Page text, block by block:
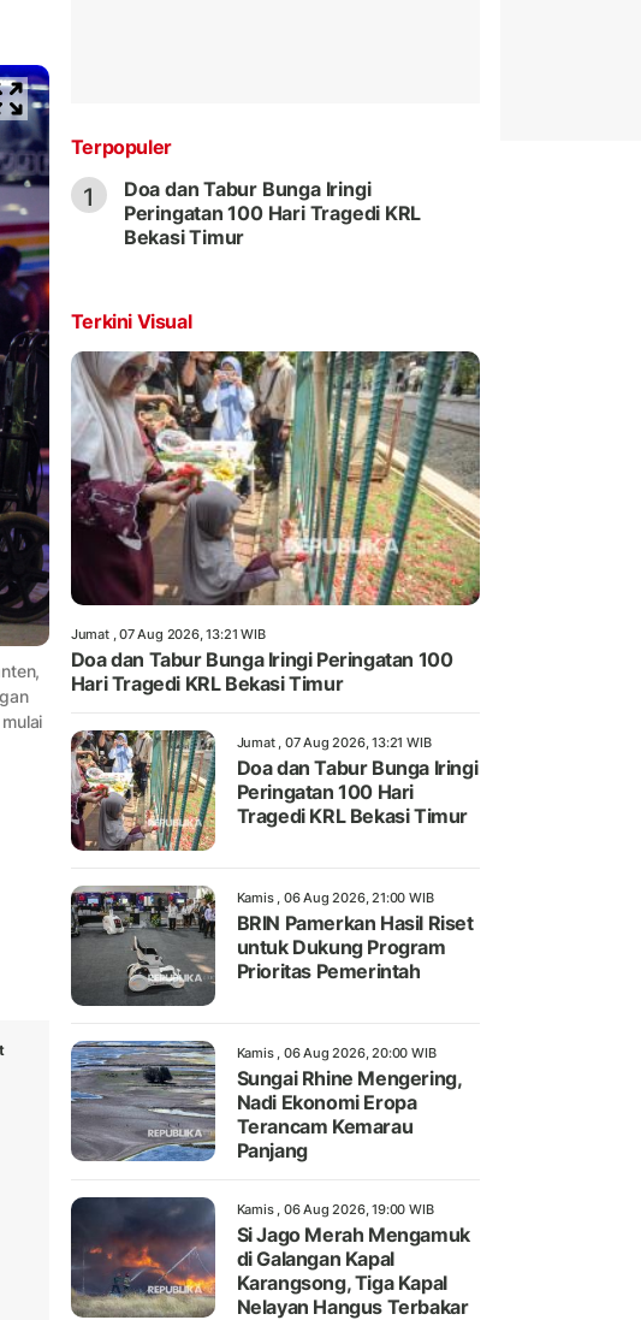
Terpopuler
1
Doa dan Tabur Bunga Iringi
Peringatan 100 Hari Tragedi KRL
Bekasi Timur
Terkini Visual
Jumat , 07 Aug 2026, 13:21 WIB
Doa dan Tabur Bunga Iringi Peringatan 100
Hari Tragedi KRL Bekasi Timur
Jumat , 07 Aug 2026, 13:21 WIB
Doa dan Tabur Bunga Iringi
Peringatan 100 Hari
Tragedi KRL Bekasi Timur
Kamis , 06 Aug 2026, 21:00 WIB
BRIN Pamerkan Hasil Riset
untuk Dukung Program
Prioritas Pemerintah
Kamis , 06 Aug 2026, 20:00 WIB
Sungai Rhine Mengering,
Nadi Ekonomi Eropa
Terancam Kemarau
Panjang
Kamis , 06 Aug 2026, 19:00 WIB
Si Jago Merah Mengamuk
di Galangan Kapal
Karangsong, Tiga Kapal
Nelayan Hangus Terbakar